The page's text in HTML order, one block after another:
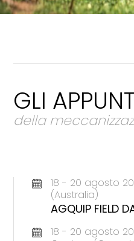
GLI
della
18 - 20 agosto
(Australia)
AGQUIP FIELD
18 - 20 agosto